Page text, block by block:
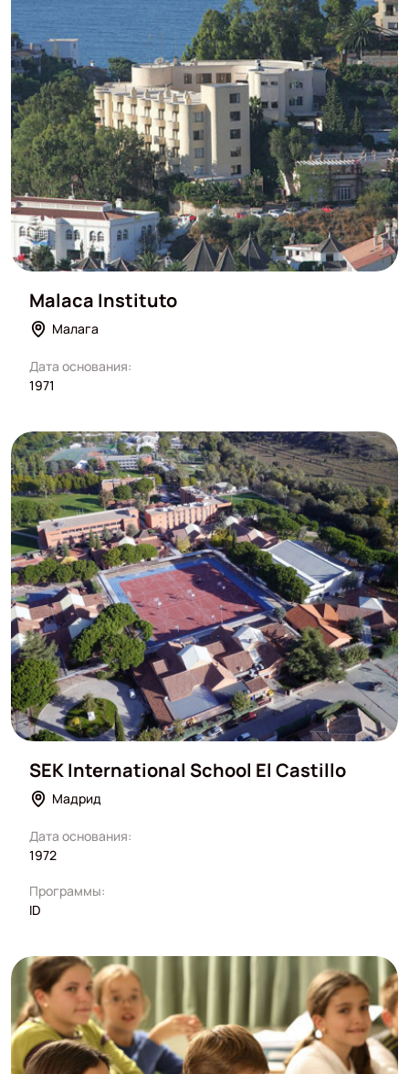
Malaca Instituto
Малага
Дата основания:
1971
SEK International School El Castillo
Мадрид
Дата основания:
1972
Программы:
ID